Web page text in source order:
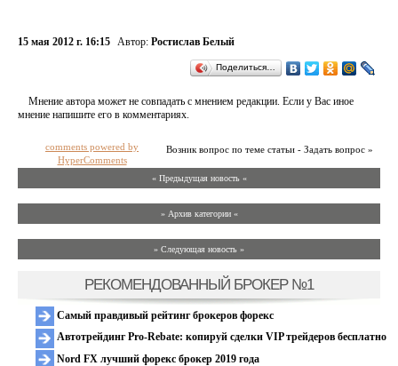
15 мая 2012 г. 16:15 Автор: Ростислав Белый
Поделиться…
Мнение автора может не совпадать с мнением редакции. Если у Вас иное
мнение напишите его в комментариях.
Возник вопрос по теме статьи - Задать вопрос »
comments powered by
HyperComments
« Предыдущая новость «
» Архив категории «
» Следующая новость »
РЕКОМЕНДОВАННЫЙ БРОКЕР №1
Самый правдивый рейтинг брокеров форекс
Автотрейдинг Pro-Rebate: копируй сделки VIP трейдеров бесплатно
Nord FX лучший форекс брокер 2019 года